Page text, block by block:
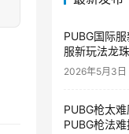
PUBG国际
服新玩法龙
2026年5月3日
PUBG枪太
PUBG枪法